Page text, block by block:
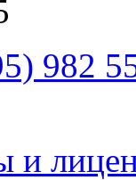
982
и